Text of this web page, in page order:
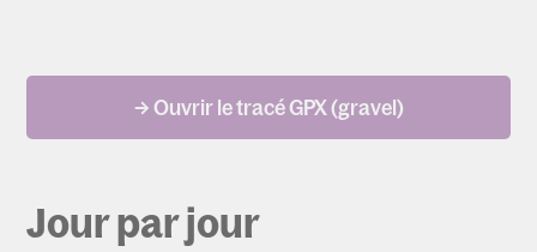
→ Ouvrir le tracé GPX (gravel)
Jour par jour